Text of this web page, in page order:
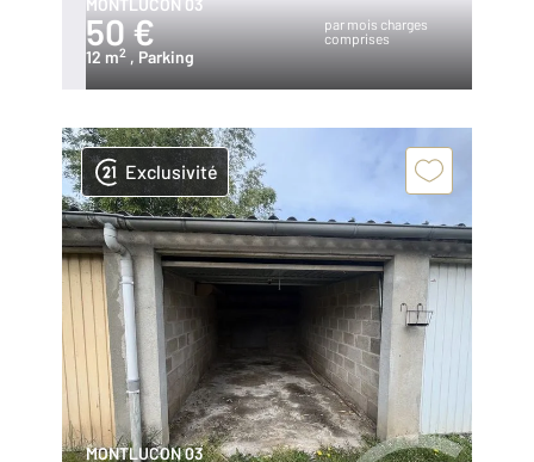
MONTLUCON 03
50 €
par mois charges
comprises
12 m2 , Parking
Exclusivité
MONTLUCON 03